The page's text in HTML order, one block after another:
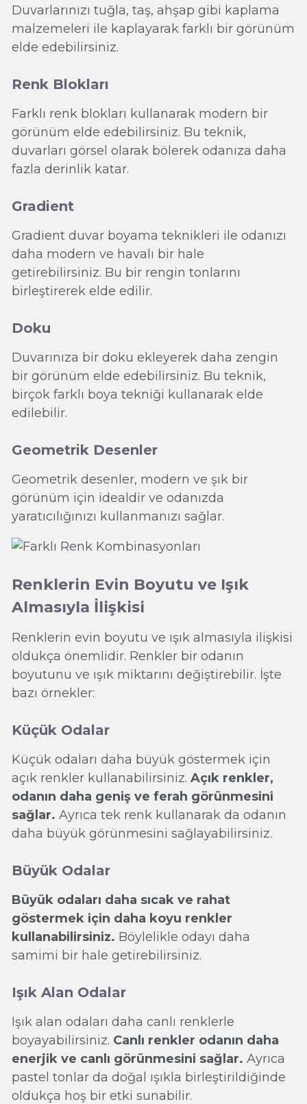
Duvarlarınızı tuğla, taş, ahşap gibi kaplama
malzemeleri ile kaplayarak farklı bir görünüm
elde edebilirsiniz.
Renk Blokları
Farklı renk blokları kullanarak modern bir
görünüm elde edebilirsiniz. Bu teknik,
duvarları görsel olarak bölerek odanıza daha
fazla derinlik katar.
Gradient
Gradient duvar boyama teknikleri ile odanızı
daha modern ve havalı bir hale
getirebilirsiniz. Bu bir rengin tonlarını
birleştirerek elde edilir.
Doku
Duvarınıza bir doku ekleyerek daha zengin
bir görünüm elde edebilirsiniz. Bu teknik,
birçok farklı boya tekniği kullanarak elde
edilebilir.
Geometrik Desenler
Geometrik desenler, modern ve şık bir
görünüm için idealdir ve odanızda
yaratıcılığınızı kullanmanızı sağlar.
Renklerin Evin Boyutu ve Işık
Almasıyla İlişkisi
Renklerin evin boyutu ve ışık almasıyla ilişkisi
oldukça önemlidir. Renkler bir odanın
boyutunu ve ışık miktarını değiştirebilir. İşte
bazı örnekler:
Küçük Odalar
Küçük odaları daha büyük göstermek için
açık renkler kullanabilirsiniz. Açık renkler,
odanın daha geniş ve ferah görünmesini
sağlar. Ayrıca tek renk kullanarak da odanın
daha büyük görünmesini sağlayabilirsiniz.
Büyük Odalar
Büyük odaları daha sıcak ve rahat
göstermek için daha koyu renkler
kullanabilirsiniz. Böylelikle odayı daha
samimi bir hale getirebilirsiniz.
Işık Alan Odalar
Işık alan odaları daha canlı renklerle
boyayabilirsiniz. Canlı renkler odanın daha
enerjik ve canlı görünmesini sağlar. Ayrıca
pastel tonlar da doğal ışıkla birleştirildiğinde
oldukça hoş bir etki sunabilir.